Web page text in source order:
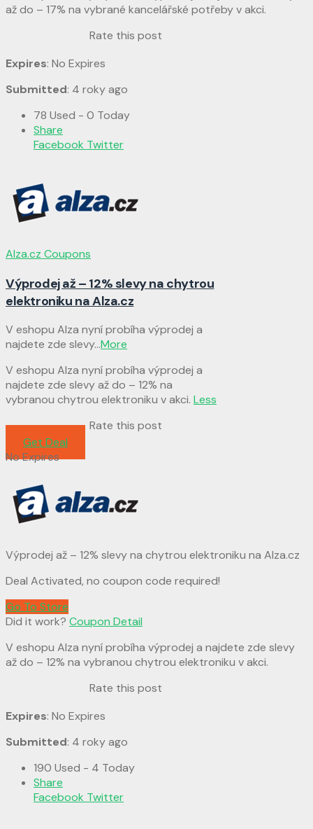
až do – 17% na vybrané kancelářské potřeby v akci.
Rate this post
Expires: No Expires
Submitted: 4 roky ago
78 Used - 0 Today
Share
Facebook Twitter
Alza.cz Coupons
Výprodej až – 12% slevy na chytrou
elektroniku na Alza.cz
V eshopu Alza nyní probíha výprodej a
najdete zde slevy...More
V eshopu Alza nyní probíha výprodej a
najdete zde slevy až do – 12% na
vybranou chytrou elektroniku v akci. Less
Rate this post
Get Deal
No Expires
Výprodej až – 12% slevy na chytrou elektroniku na Alza.cz
Deal Activated, no coupon code required!
Go To Store
Did it work? Coupon Detail
V eshopu Alza nyní probíha výprodej a najdete zde slevy
až do – 12% na vybranou chytrou elektroniku v akci.
Rate this post
Expires: No Expires
Submitted: 4 roky ago
190 Used - 4 Today
Share
Facebook Twitter